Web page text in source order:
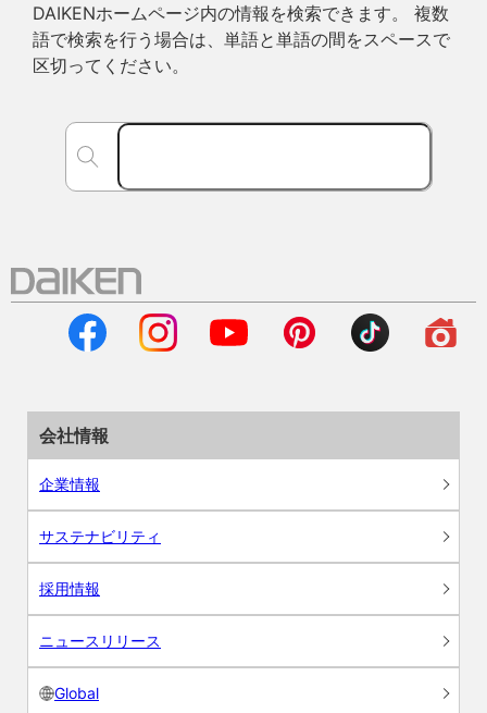
DAIKENホームページ内の情報を検索できます。 複数
語で検索を行う場合は、単語と単語の間をスペースで
区切ってください。
会社情報
企業情報
サステナビリティ
採用情報
ニュースリリース
Global